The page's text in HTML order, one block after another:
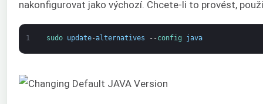
nakonfigurovat jako výchozí. Chcete-li to provést,
1 sudo update-alternatives --config java